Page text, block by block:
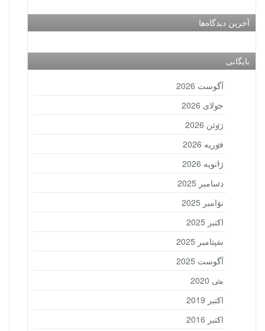
آخرین دیدگاه‌ها
بایگانی
آگوست 2026
جولای 2026
ژوئن 2026
فوریه 2026
ژانویه 2026
دسامبر 2025
نوامبر 2025
اکتبر 2025
سپتامبر 2025
آگوست 2025
می 2020
اکتبر 2019
اکتبر 2016